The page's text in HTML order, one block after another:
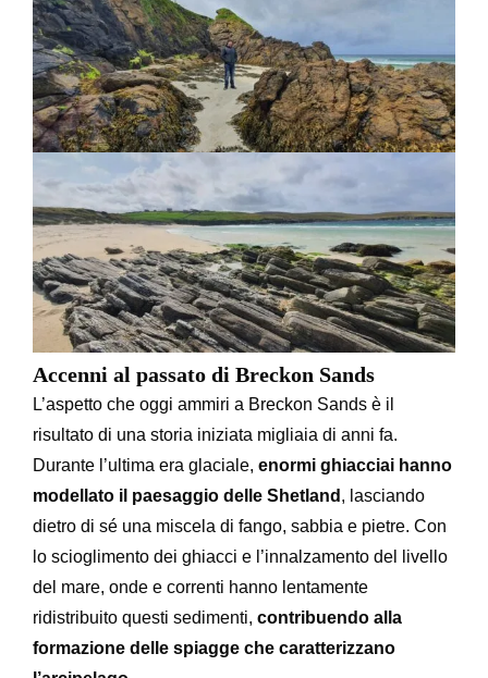
Accenni al passato di Breckon Sands
L’aspetto che oggi ammiri a Breckon Sands è il
risultato di una storia iniziata migliaia di anni fa.
Durante l’ultima era glaciale, enormi ghiacciai hanno
modellato il paesaggio delle Shetland , lasciando
dietro di sé una miscela di fango, sabbia e pietre. Con
lo scioglimento dei ghiacci e l’innalzamento del livello
del mare, onde e correnti hanno lentamente
ridistribuito questi sedimenti, contribuendo alla
formazione delle spiagge che caratterizzano